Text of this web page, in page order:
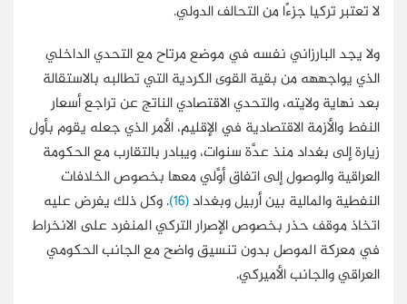
لا تعتبر تركيا جزءًا من التحالف الدولي.
ولا يجد البارزاني نفسه في موضع مرتاح مع التحدي الداخلي
الذي يواجههه من بقية القوى الكردية التي تطالبه بالاستقالة
بعد نهاية ولايته، والتحدي الاقتصادي الناتج عن تراجع أسعار
النفط والأزمة الاقتصادية في الإقليم، الأمر الذي جعله يقوم بأول
زيارة إلى بغداد منذ عدَّة سنوات، ويبادر بالتقارب مع الحكومة
العراقية والوصول إلى اتفاق أوَّلي معها بخصوص الخلافات
النفطية والمالية بين أربيل وبغداد(16)
. وكل ذلك يفرض عليه
اتخاذ موقف حذر بخصوص الإصرار التركي المنفرد على الانخراط
في معركة الموصل بدون تنسيق واضح مع الجانب الحكومي
العراقي والجانب الأميركي.